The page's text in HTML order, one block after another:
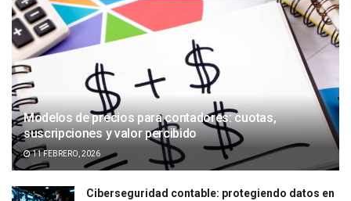
Modelos de precios para contadores: cuotas,
suscripciones y valor percibido
11 FEBRERO, 2026
Ciberseguridad contable: protegiendo datos en